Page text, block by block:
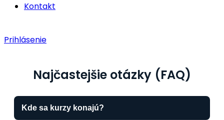
Kontakt
Prihlásenie
Najčastejšie otázky (FAQ)
Kde sa kurzy konajú?